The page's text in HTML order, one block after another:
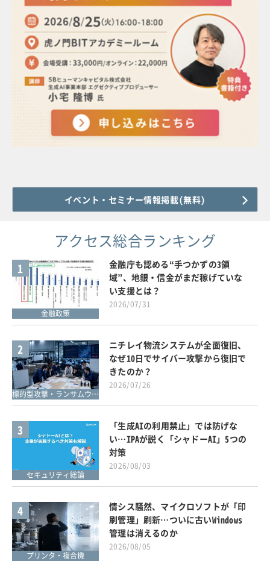
イベント・セミナー情報掲載(無料)
アクセス総合ランキング
1
金融政策
金融庁も認める“手つかずの3領
域”、地銀・信金がまだ稼げていな
い支援とは？
2026/07/31
2
標的型攻撃・ランサムウェア対策
ニチレイ物流システムが全面復旧、
なぜ10日でサイバー攻撃から復旧で
きたのか？
2026/07/26
3
セキュリティ総論
「生成AIの利用禁止」では防げな
い…IPAが説く「シャドーAI」5つの
対策
2026/08/03
4
プリンタ・複合機
情シス騒然、マイクロソフトが「印
刷管理」刷新…ついに古いWindows
管理は消えるのか
2026/08/05